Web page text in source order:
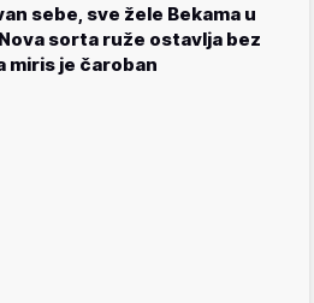
sebe, sve žele Bekama u
sorta ruže ostavlja bez
miris je čaroban